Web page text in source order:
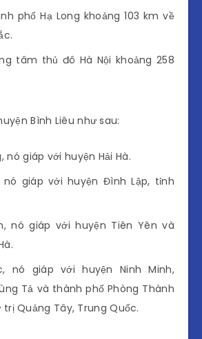
phố Hạ Long khoảng 103 km về
tâm thủ đô Hà Nội khoảng 258
Bình Liêu như sau:
nó giáp với huyện Hải Hà.
nó giáp với huyện Đình Lập, tỉnh
nó giáp với huyện Tiên Yên và
nó giáp với huyện Ninh Minh,
Tả và thành phố Phòng Thành
Quảng Tây, Trung Quốc.